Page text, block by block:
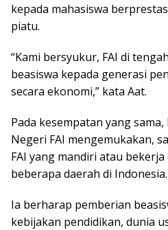
kepada mahasiswa
piatu.
“Kami bersyukur, FAI di
beasiswa kepada generasi
secara ekonomi,” kata Aat.
Pada kesempatan yang
Negeri FAI mengemukakan,
FAI yang mandiri atau
beberapa daerah di Indonesia.
Ia berharap pemberian
kebijakan pendidikan, dunia